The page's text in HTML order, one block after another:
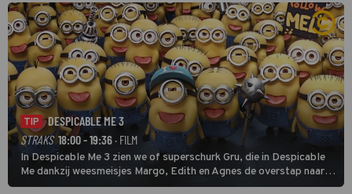
TIP
DESPICABLE ME 3
STRAKS 18:00 - 19:36· FILM
In Despicable Me 3 zien we of superschurk Gru, die in Despicable
Me dankzij weesmeisjes Margo, Edith en Agnes de overstap naar
het rechte pad maakte, ook op dat pad weet te blijven.